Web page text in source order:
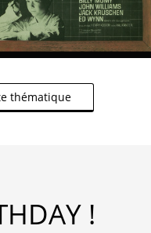
thématique
!